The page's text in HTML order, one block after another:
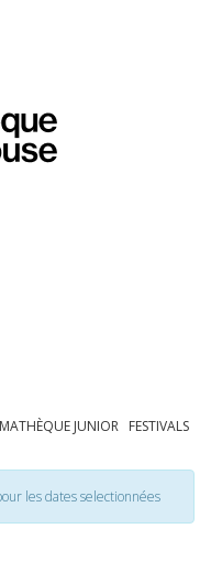
JUNIOR FESTIVALS
les dates selectionnées